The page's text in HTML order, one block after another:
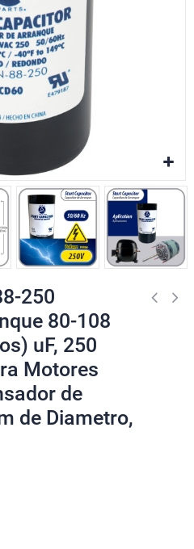
250
80-108
uF, 250
Motores
de
de Diametro,